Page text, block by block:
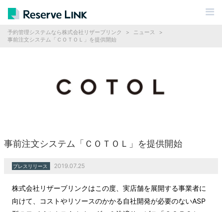
予約管理システムなら株式会社リザーブリンク > ニュース
>
事前注文システム「ＣＯＴＯＬ」を提供開始
事前注文システム「ＣＯＴＯＬ」を提供開始
プレスリリース 2019.07.25
株式会社リザーブリンクはこの度、実店舗を展開する事業者に
向けて、コストやリソースのかかる自社開発が必要のないASP